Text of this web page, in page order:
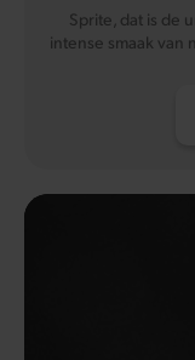
Sprite, dat is de
intense smaak van